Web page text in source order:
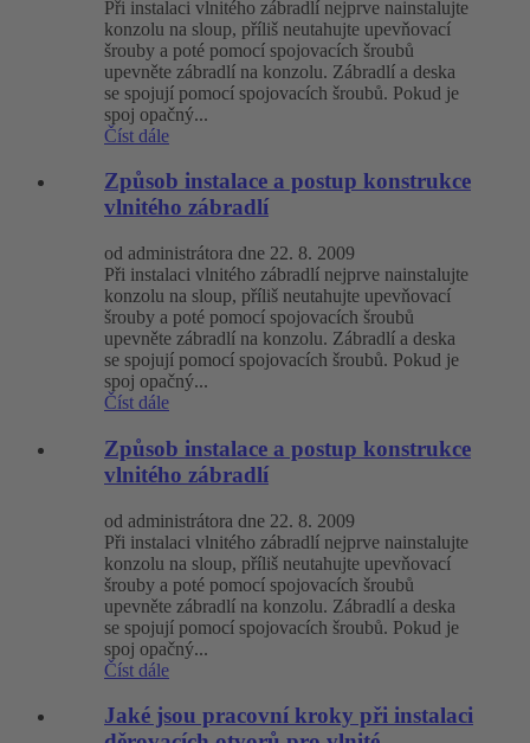
Při instalaci vlnitého zábradlí nejprve nainstalujte
konzolu na sloup, příliš neutahujte upevňovací
šrouby a poté pomocí spojovacích šroubů
upevněte zábradlí na konzolu. Zábradlí a deska
se spojují pomocí spojovacích šroubů. Pokud je
spoj opačný...
Číst dále
Způsob instalace a postup konstrukce
vlnitého zábradlí
od administrátora dne 22. 8. 2009
Při instalaci vlnitého zábradlí nejprve nainstalujte
konzolu na sloup, příliš neutahujte upevňovací
šrouby a poté pomocí spojovacích šroubů
upevněte zábradlí na konzolu. Zábradlí a deska
se spojují pomocí spojovacích šroubů. Pokud je
spoj opačný...
Číst dále
Způsob instalace a postup konstrukce
vlnitého zábradlí
od administrátora dne 22. 8. 2009
Při instalaci vlnitého zábradlí nejprve nainstalujte
konzolu na sloup, příliš neutahujte upevňovací
šrouby a poté pomocí spojovacích šroubů
upevněte zábradlí na konzolu. Zábradlí a deska
se spojují pomocí spojovacích šroubů. Pokud je
spoj opačný...
Číst dále
Jaké jsou pracovní kroky při instalaci